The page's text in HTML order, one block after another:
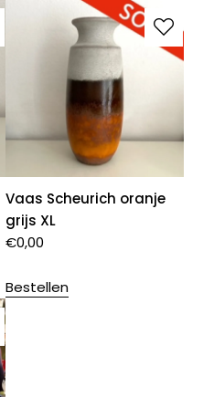
Vaas Scheurich oranje
grijs XL
€0,00
Bestellen